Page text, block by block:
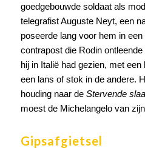
goedgebouwde soldaat als
telegrafist Auguste Neyt, een
poseerde lang voor hem in
contrapost die Rodin
hij in Italië had gezien, met
een lans of stok in de andere.
houding naar de Stervende
moest de Michelangelo van
Gipsafgietsel